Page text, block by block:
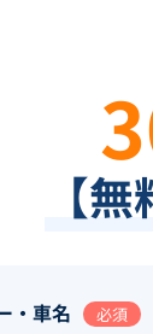
【
・車名 必須